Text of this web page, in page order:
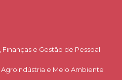
e Gestão de Pessoal
e Meio Ambiente